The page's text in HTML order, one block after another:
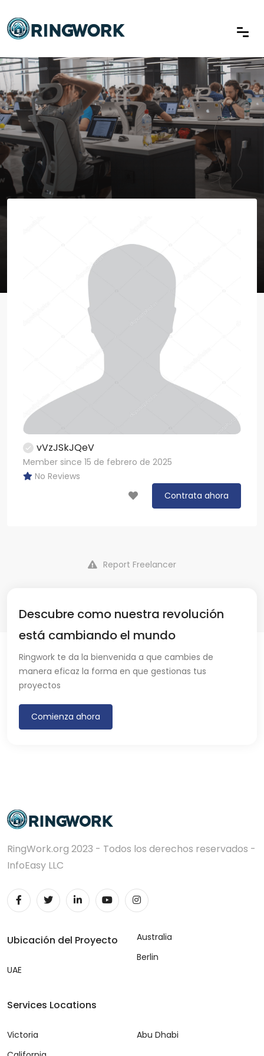
vVzJSkJQeV
Member since 15 de febrero de 2025
No Reviews
Contrata ahora
Report Freelancer
Descubre como nuestra revolución
está cambiando el mundo
Ringwork te da la bienvenida a que cambies de
manera eficaz la forma en que gestionas tus
proyectos
Comienza ahora
RingWork.org 2023 - Todos los derechos reservados -
InfoEasy LLC
Ubicación del Proyecto
UAE
Australia
Berlin
Services Locations
Victoria
Abu Dhabi